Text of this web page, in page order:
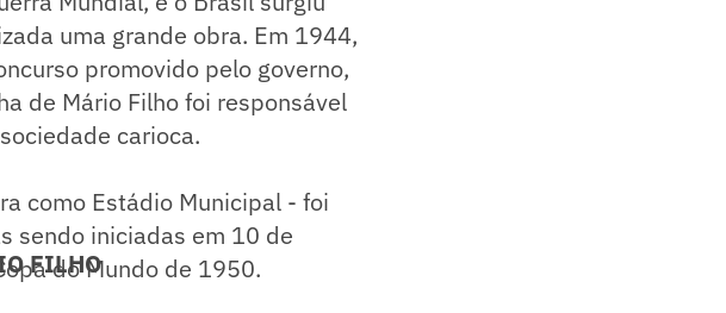
uma grande obra. Em 1944,
promovido pelo governo,
de Mário Filho foi responsável
carioca.
como Estádio Municipal - foi
sendo iniciadas em 10 de
do Mundo de 1950.
FILHO